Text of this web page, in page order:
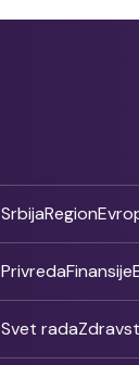
SrbijaRegion
PrivredaFinansije
Svet rada